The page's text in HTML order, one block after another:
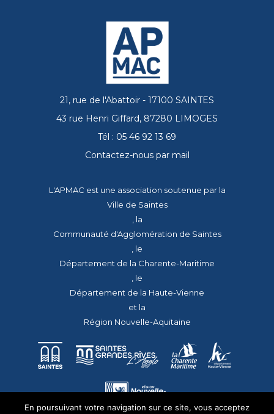
21, rue de l'Abattoir - 17100 SAINTES
43 rue Henri Giffard, 87280 LIMOGES
Tél : 05 46 92 13 69
Contactez-nous par mail
L'APMAC est une association soutenue par la
Ville de Saintes
, la
Communauté d'Agglomération de Saintes
, le
Département de la Charente-Maritime
, le
Département de la Haute-Vienne
et la
Région Nouvelle-Aquitaine
En poursuivant votre navigation sur ce site, vous acceptez